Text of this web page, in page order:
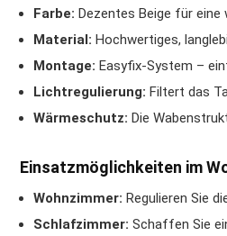
Farbe: Dezentes Beige für
Material: Hochwertiges,
Montage: Easyfix-System –
Lichtregulierung: Filtert das
Wärmeschutz: Die
Einsatzmöglichkeiten im
Wohnzimmer: Regulieren Sie
Schlafzimmer: Schaffen Sie